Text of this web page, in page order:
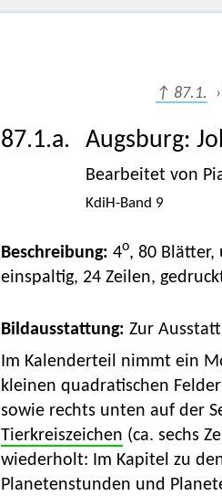
↑ 87.1.
87.1.a. Augsburg:
Bearbeitet von
KdiH-Band 9
Beschreibung: 4o, 80
einspaltig, 24 Zeilen,
Bildausstattung: Zur
Im Kalenderteil nimmt ein
kleinen quadratischen
sowie rechts unten auf der
Tierkreiszeichen (ca. sechs
wiederholt: Im Kapitel zu
Planetenstunden und